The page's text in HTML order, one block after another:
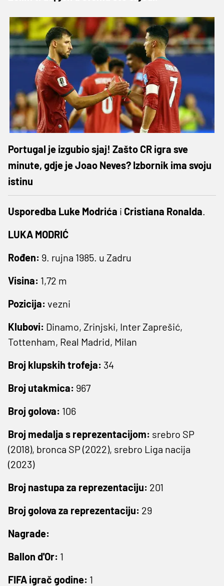
Portugal je izgubio sjaj! Zašto CR igra sve
minute, gdje je Joao Neves? Izbornik ima svoju
istinu
Usporedba Luke Modrića i Cristiana Ronalda
LUKA MODRIĆ
Rođen: 9. rujna 1985. u Zadru
Visina: 1,72 m
Pozicija: vezni
Klubovi: Dinamo, Zrinjski, Inter Zaprešić,
Tottenham, Real Madrid, Milan
Broj klupskih trofeja: 34
Broj utakmica: 967
Broj golova: 106
Broj medalja s reprezentacijom: srebro SP
(2018), bronca SP (2022), srebro Liga nacija
(2023)
Broj nastupa za reprezentaciju: 201
Broj golova za reprezentaciju: 29
Nagrade:
Ballon d'Or: 1
FIFA igrač godine: 1